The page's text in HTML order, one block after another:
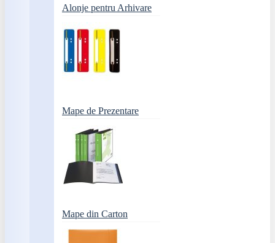
Alonje pentru Arhivare
Mape de Prezentare
Mape din Carton